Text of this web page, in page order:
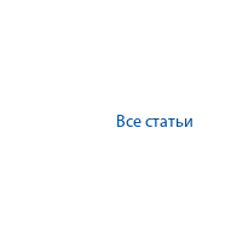
Все статьи